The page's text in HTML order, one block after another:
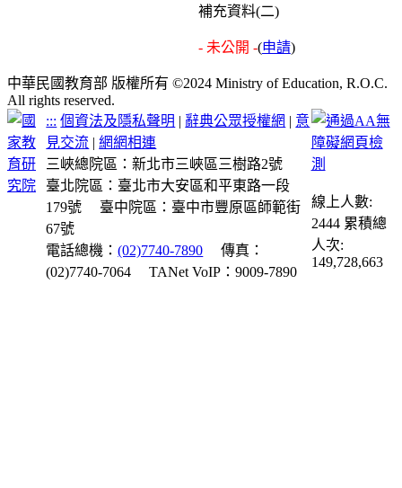
補充資料(二)
- 未公開 -(申請)
中華民國教育部 版權所有 ©2024 Ministry of Education, R.O.C.
All rights reserved.
::: 個資法及隱私聲明 | 辭典公眾授權網 | 意
見交流 |網網相連
三峽總院區：新北市三峽區三樹路2號
臺北院區：臺北市大安區和平東路一段
179號
臺中院區：臺中市豐原區師範街
67號
電話總機：(02)7740-7890
傳真：
(02)7740-7064
TANet VoIP：9009-7890
線上人數:
2444 累積總
人次:
149,728,663